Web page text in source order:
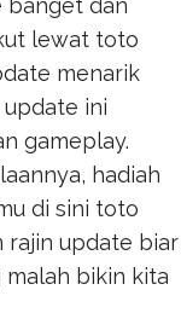
banget dan
lewat toto
menarik
ini
gameplay.
hadiah
di sini toto
rajin update biar
bikin kita